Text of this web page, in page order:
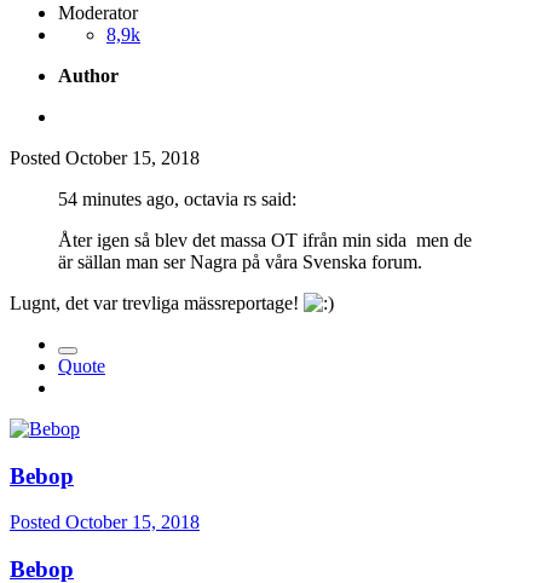
Moderator
8,9k
Author
Posted October 15, 2018
54 minutes ago, octavia rs said:
Åter igen så blev det massa OT ifrån min sida men de
är sällan man ser Nagra på våra Svenska forum.
Lugnt, det var trevliga mässreportage!
Quote
Bebop
Posted October 15, 2018
Bebop